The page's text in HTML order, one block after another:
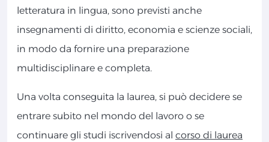
letteratura in lingua, sono previsti anche
insegnamenti di diritto, economia e scienze sociali,
in modo da fornire una preparazione
multidisciplinare e completa.
Una volta conseguita la laurea, si può decidere se
entrare subito nel mondo del lavoro o se
continuare gli studi iscrivendosi al corso di laurea